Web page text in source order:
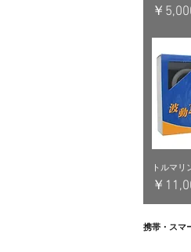
価格
￥
トルマリ
価格
￥
携帯・スマ